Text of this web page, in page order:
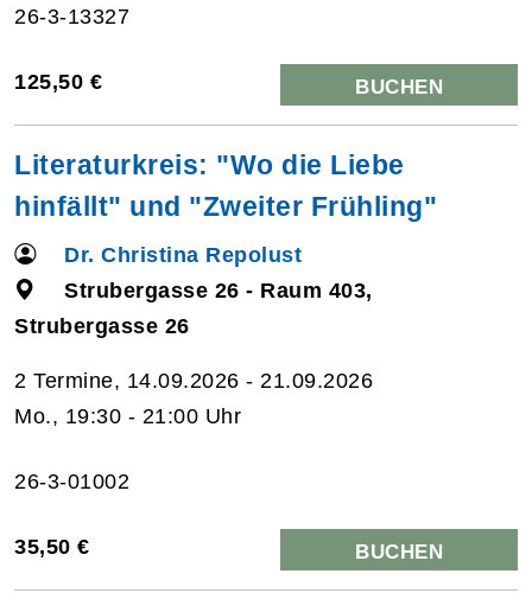
26-3-13327
125,50 € BUCHEN
Literaturkreis: "Wo die Liebe
hinfällt" und "Zweiter Frühling"
Dr. Christina Repolust
Strubergasse 26 - Raum 403,
Strubergasse 26
2 Termine, 14.09.2026 - 21.09.2026
Mo., 19:30 - 21:00 Uhr
26-3-01002
35,50 € BUCHEN